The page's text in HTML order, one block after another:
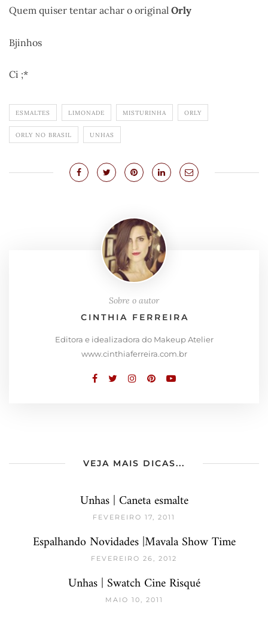
Quem quiser tentar achar o original Orly
Bjinhos
Ci ;*
ESMALTES LIMONADE MISTURINHA ORLY
ORLY NO BRASIL UNHAS
Sobre o autor
CINTHIA FERREIRA
Editora e idealizadora do Makeup Atelier
www.cinthiaferreira.com.br
VEJA MAIS DICAS...
Unhas | Caneta esmalte
FEVEREIRO 17, 2011
Espalhando Novidades |Mavala Show Time
FEVEREIRO 26, 2012
Unhas | Swatch Cine Risqué
MAIO 10, 2011